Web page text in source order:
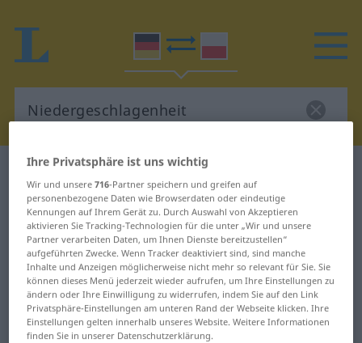
Deutsch-Polnisch Wörterbuch
Niedergeschlagenheit
Deutsch-Polnisch Übersetzung für
"Niedergeschlagenheit"
"Niedergeschlagenheit" Polnisch
Übersetzung
Ihre Privatsphäre ist uns wichtig
Wir und unsere716-Partner speichern und greifen auf
personenbezogene Daten wie Browserdaten oder eindeutige
Kennungen auf Ihrem Gerät zu. Durch Auswahl von Akzeptieren
aktivieren Sie Tracking-Technologien für die unter „Wir und unsere
Partner verarbeiten Daten, um Ihnen Dienste bereitzustellen“
aufgeführten Zwecke. Wenn Tracker deaktiviert sind, sind manche
Inhalte und Anzeigen möglicherweise nicht mehr so relevant für Sie. Sie
können dieses Menü jederzeit wieder aufrufen, um Ihre Einstellungen zu
ändern oder Ihre Einwilligung zu widerrufen, indem Sie auf den Link
Privatsphäre-Einstellungen am unteren Rand der Webseite klicken. Ihre
Einstellungen gelten innerhalb unseres Website. Weitere Informationen
finden Sie in unserer Datenschutzerklärung.